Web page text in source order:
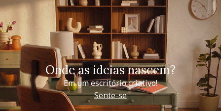
Onde as ideias nascem?
Em um escritório criativo!
Sente-se